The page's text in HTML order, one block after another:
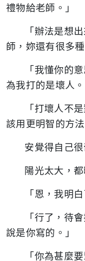
禮物給老師。」
「辦法是想
師，妳還有很多
「我懂你的
為我打的是壞人。
「打壞人不
該用更明智的方法
安覺得自己
陽光太大，
「恩，我明
「行了，待
說是你寫的。」
「你為甚麼